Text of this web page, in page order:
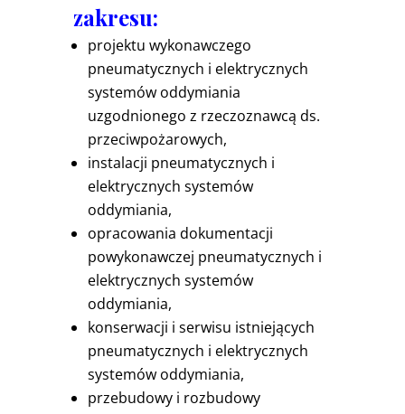
zakresu:
projektu wykonawczego
pneumatycznych i elektrycznych
systemów oddymiania
uzgodnionego z rzeczoznawcą ds.
przeciwpożarowych,
instalacji pneumatycznych i
elektrycznych systemów
oddymiania,
opracowania dokumentacji
powykonawczej pneumatycznych i
elektrycznych systemów
oddymiania,
konserwacji i serwisu istniejących
pneumatycznych i elektrycznych
systemów oddymiania,
przebudowy i rozbudowy